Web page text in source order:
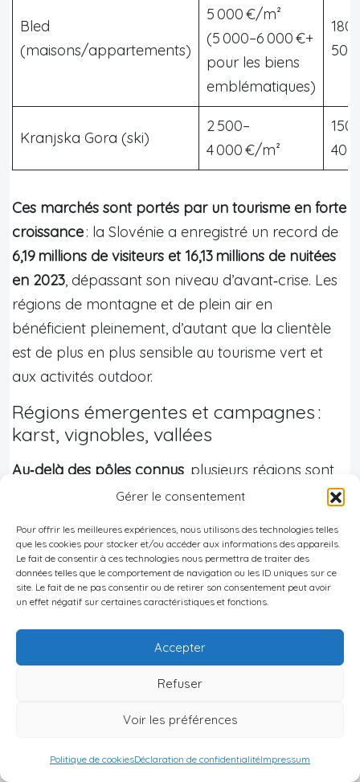
Gérer le consentement
Pour offrir les meilleures expériences, nous utilisons des technologies telles
que les cookies pour stocker et/ou accéder aux informations des appareils.
Le fait de consentir à ces technologies nous permettra de traiter des
données telles que le comportement de navigation ou les ID uniques sur ce
site. Le fait de ne pas consentir ou de retirer son consentement peut avoir
un effet négatif sur certaines caractéristiques et fonctions.
Accepter
Refuser
Voir les préférences
Politique de cookiesDéclaration de confidentialitéImpressum
Bled
(maisons/appartements)
5 000 €/m²
(5 000–6 000 €+
pour les biens
emblématiques)
180
Kranjska Gora (ski)
2 500–
4 000 €/m²
150
400
Ces marchés sont portés par un tourisme en forte
croissance: la Slovénie a enregistré un record de
6,19 millions de visiteurs et 16,13 millions de nuitées
en 2023, dépassant son niveau d’avant‑crise. Les
régions de montagne et de plein air en
bénéficient pleinement, d’autant que la clientèle
est de plus en plus sensible au tourisme vert et
aux activités outdoor.
Régions émergentes et campagnes :
karst, vignobles, vallées
Au‑delà des pôles connus , plusieurs régions sont
identifiées commeprometteuses:
Régions touristiques de Slovénie
Découvrez les principales destinations et
activités qui font la renommée touristique de
la Slovénie, de ses paysages uniques à ses
Région à la frontière italienne, réputée pour
son architecture traditionnelle et son offre